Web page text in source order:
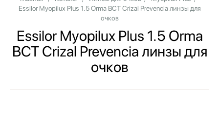
Essilor Myopilux Plus 1.5 Orma BCT Crizal Prevencia линзы для
очков
Essilor Myopilux Plus 1.5 Orma
BCT Crizal Prevencia линзы для
очков